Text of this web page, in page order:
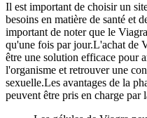
Il est important de choisir un
besoins en matière de santé et
important de noter que le
qu'une fois par jour.L'achat de
être une solution efficace pour
l'organisme et retrouver une
sexuelle.Les avantages de la
peuvent être pris en charge par